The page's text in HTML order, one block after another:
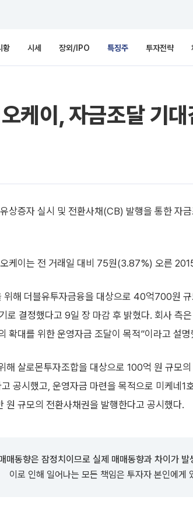
황 시세 장외/IPO 특징주 투자전략
케이, 자금조달 기
상증자 실시 및 전환사채(CB) 발행을 통한 자
케이는 전 거래일 대비 75원(3.87%) 오른
위해 더블유투자금융을 대상으로 40억700원 규
로 결정했다고 9일 장 마감 후 밝혔다. 회사 측
확대를 위한 운영자금 조달이 목적”이라고 설명
해 살로몬투자조합을 대상으로 100억 원 규모
공시했고, 운영자금 마련을 목적으로 미케네1
규모의 전환사채권을 발행한다고 공시했다.
매동향은 잠정치이므로 실제 매매동향과 차이가 발
이로 인해 일어나는 모든 책임은 투자자 본인에게